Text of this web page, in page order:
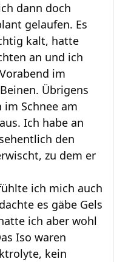
dann doch
gelaufen. Es
kalt, hatte
an und ich
im
Übrigens
im Schnee am
Ich habe an
den
zu dem er
ich mich auch
es gäbe Gels
ich aber wohl
Iso waren
kein